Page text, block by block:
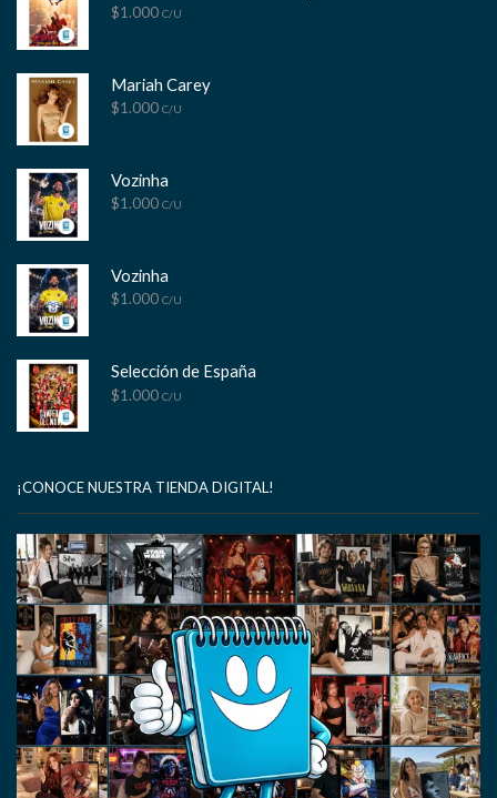
$1.000 C/U
Mariah Carey
$1.000 C/U
Vozinha
$1.000 C/U
Vozinha
$1.000 C/U
Selección de España
$1.000 C/U
¡CONOCE NUESTRA TIENDA DIGITAL!